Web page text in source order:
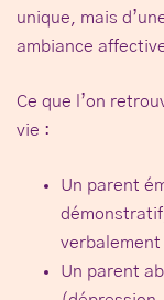
unique, mais
ambiance
Ce que l’on
vie :
Un parent
Un parent